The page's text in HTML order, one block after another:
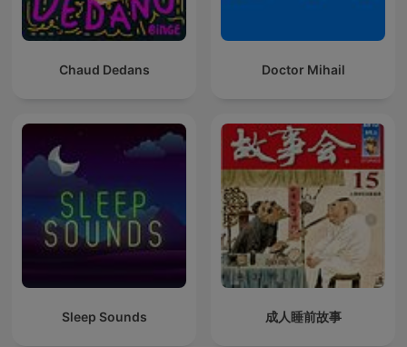
Chaud Dedans Doctor Mihail
Sleep Sounds 成人睡前故事